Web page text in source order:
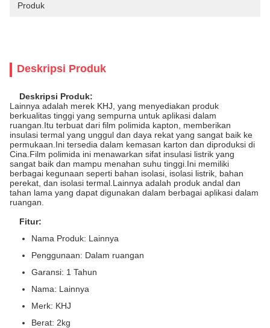
Produk
Deskripsi Produk
Deskripsi Produk:
Lainnya adalah merek KHJ, yang menyediakan produk
berkualitas tinggi yang sempurna untuk aplikasi dalam
ruangan.Itu terbuat dari film polimida kapton, memberikan
insulasi termal yang unggul dan daya rekat yang sangat baik ke
permukaan.Ini tersedia dalam kemasan karton dan diproduksi di
Cina.Film polimida ini menawarkan sifat insulasi listrik yang
sangat baik dan mampu menahan suhu tinggi.Ini memiliki
berbagai kegunaan seperti bahan isolasi, isolasi listrik, bahan
perekat, dan isolasi termal.Lainnya adalah produk andal dan
tahan lama yang dapat digunakan dalam berbagai aplikasi dalam
ruangan.
Fitur:
Nama Produk: Lainnya
Penggunaan: Dalam ruangan
Garansi: 1 Tahun
Nama: Lainnya
Merk: KHJ
Berat: 2kg